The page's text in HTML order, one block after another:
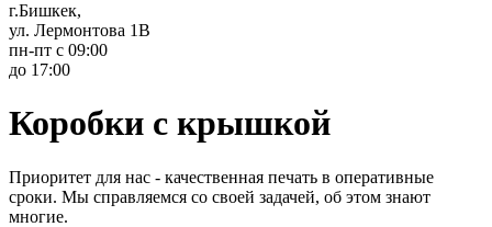
г.Бишкек,
ул. Лермонтова 1В
пн-пт с 09:00
до 17:00
Коробки с крышкой
Приоритет для нас - качественная печать в оперативные
сроки. Мы справляемся со своей задачей, об этом знают
многие.